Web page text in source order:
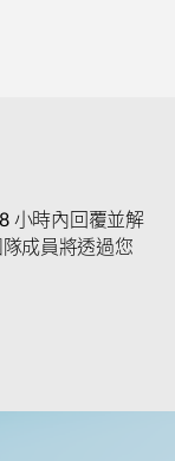
小時內回覆並解
成員將透過您